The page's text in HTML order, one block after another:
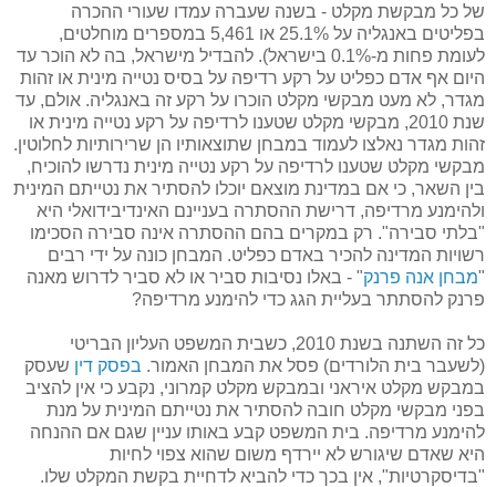
של כל מבקשת מקלט - בשנה שעברה עמדו שעורי ההכרה
בפליטים באנגליה על 25.1% או 5,461 במספרים מוחלטים,
לעומת פחות מ-0.1% בישראל). להבדיל מישראל, בה לא הוכר עד
היום אף אדם כפליט על רקע רדיפה על בסיס נטייה מינית או זהות
מגדר, לא מעט מבקשי מקלט הוכרו על רקע זה באנגליה. אולם, עד
שנת 2010, מבקשי מקלט שטענו לרדיפה על רקע נטייה מינית או
זהות מגדר נאלצו לעמוד במבחן שתוצאותיו הן שרירותיות לחלוטין.
מבקשי מקלט שטענו לרדיפה על רקע נטייה מינית נדרשו להוכיח,
בין השאר, כי אם במדינת מוצאם יוכלו להסתיר את נטייתם המינית
ולהימנע מרדיפה, דרישת ההסתרה בעניינם האינדיבידואלי היא
"בלתי סבירה". רק במקרים בהם ההסתרה אינה סבירה הסכימו
רשויות המדינה להכיר באדם כפליט. המבחן כונה על ידי רבים
"מבחן אנה פרנק" - באלו נסיבות סביר או לא סביר לדרוש מאנה
פרנק להסתתר בעליית הגג כדי להימנע מרדיפה?
כל זה השתנה בשנת 2010, כשבית המשפט העליון הבריטי
(לשעבר בית הלורדים) פסל את המבחן האמור. בפסק דין שעסק
במבקש מקלט איראני ובמבקש מקלט קמרוני, נקבע כי אין להציב
בפני מבקשי מקלט חובה להסתיר את נטייתם המינית על מנת
להימנע מרדיפה. בית המשפט קבע באותו עניין שגם אם ההנחה
היא שאדם שיגורש לא יירדף משום שהוא צפוי לחיות
"בדיסקרטיות", אין בכך כדי להביא לדחיית בקשת המקלט שלו.